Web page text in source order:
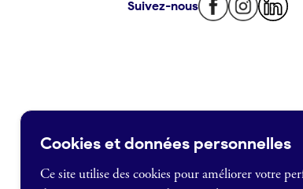
Suivez-nous
Cookies et données personnelles
Ce site utilise des cookies pour améliorer votre